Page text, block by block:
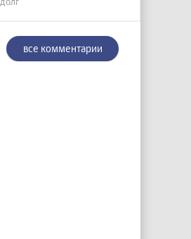
все комментарии